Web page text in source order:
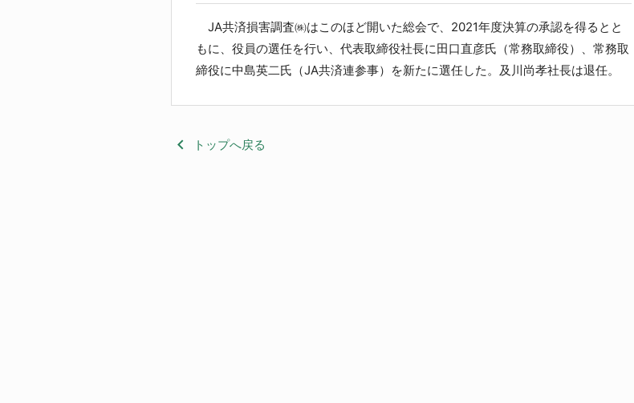
JA共済損害調査㈱はこのほど開いた総会で、2021年度決算の承認を得るとと
もに、役員の選任を行い、代表取締役社長に田口直彦氏（常務取締役）、常務取
締役に中島英二氏（JA共済連参事）を新たに選任した。及川尚孝社長は退任。
keyboard_arrow_left トップへ戻る